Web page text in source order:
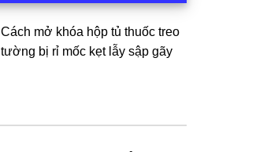
Cách mở khóa hộp tủ thuốc treo
tường bị rỉ mốc kẹt lẫy sập gãy